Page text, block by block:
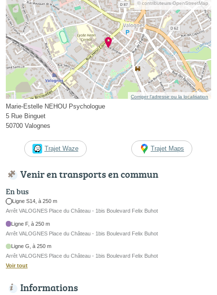
© contributeurs OpenStreetMap
Corriger l’adresse ou la localisation
Marie-Estelle NEHOU Psychologue
5 Rue Binguet
50700 Valognes
Trajet Waze Trajet Maps
Venir en transports en commun
En bus
Ligne S14, à 250 m
Arrêt VALOGNES Place du Château - 1bis Boulevard Felix Buhot
Ligne F, à 250 m
Arrêt VALOGNES Place du Château - 1bis Boulevard Felix Buhot
Ligne G, à 250 m
Arrêt VALOGNES Place du Château - 1bis Boulevard Felix Buhot
Voir tout
Informations